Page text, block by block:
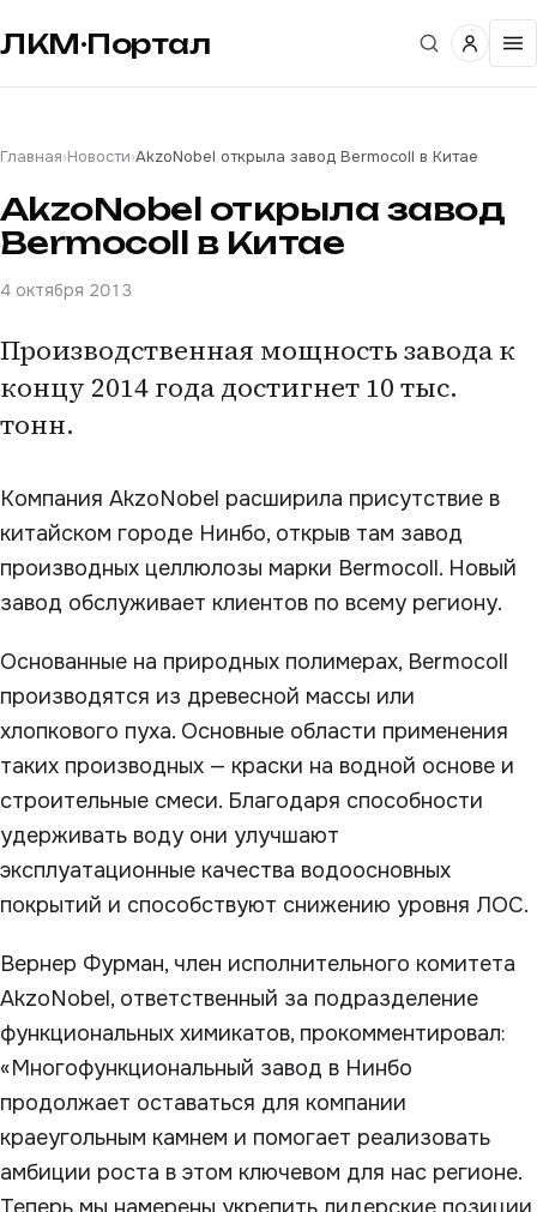
ЛКМ·Портал
Главная›Новости›AkzoNobel открыла завод Bermocoll в Китае
AkzoNobel открыла завод
Bermocoll в Китае
4 октября 2013
Производственная мощность завода к
концу 2014 года достигнет 10 тыс.
тонн.
Компания AkzoNobel расширила присутствие в
китайском городе Нинбо, открыв там завод
производных целлюлозы марки Bermocoll. Новый
завод обслуживает клиентов по всему региону.
Основанные на природных полимерах, Bermocoll
производятся из древесной массы или
хлопкового пуха. Основные области применения
таких производных — краски на водной основе и
строительные смеси. Благодаря способности
удерживать воду они улучшают
эксплуатационные качества водоосновных
покрытий и способствуют снижению уровня ЛОС.
Вернер Фурман, член исполнительного комитета
AkzoNobel, ответственный за подразделение
функциональных химикатов, прокомментировал:
«Многофункциональный завод в Нинбо
продолжает оставаться для компании
краеугольным камнем и помогает реализовать
амбиции роста в этом ключевом для нас регионе.